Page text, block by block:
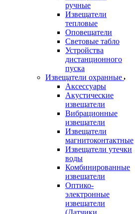
ручные
Извещатели
тепловые
Оповещатели
Световые табло
Устройства
дистанционного
пуска
Извещатели охранные
Аксессуары
Акустические
извещатели
Вибрационные
извещатели
Извещатели
магнитоконтактные
Извещатели утечки
воды
Комбинированные
извещатели
Оптико-
электронные
извещатели
(Датчики